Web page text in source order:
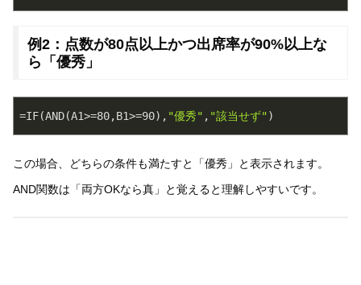
例2：点数が80点以上かつ出席率が90%以上な
ら「優秀」
=IF(AND(A1>=80,B1>=90), "優秀" , "該当せず"
この場合、どちらの条件も満たすと「優秀」と表示されます。
AND関数は「両方OKなら真」と覚えると理解しやすいです。